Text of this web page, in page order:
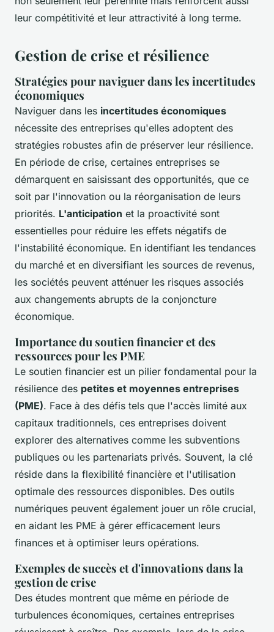
leur compétitivité et leur attractivité à long terme.
Gestion de crise et résilience
Stratégies pour naviguer dans les incertitudes
économiques
Naviguer dans les incertitudes économiques
nécessite des entreprises qu'elles adoptent des
stratégies robustes afin de préserver leur résilience.
En période de crise, certaines entreprises se
démarquent en saisissant des opportunités, que ce
soit par l'innovation ou la réorganisation de leurs
priorités. L'anticipation et la proactivité sont
essentielles pour réduire les effets négatifs de
l'instabilité économique. En identifiant les tendances
du marché et en diversifiant les sources de revenus,
les sociétés peuvent atténuer les risques associés
aux changements abrupts de la conjoncture
économique.
Importance du soutien financier et des
ressources pour les PME
Le soutien financier est un pilier fondamental pour la
résilience des petites et moyennes entreprises
(PME). Face à des défis tels que l'accès limité aux
capitaux traditionnels, ces entreprises doivent
explorer des alternatives comme les subventions
publiques ou les partenariats privés. Souvent, la clé
réside dans la flexibilité financière et l'utilisation
optimale des ressources disponibles. Des outils
numériques peuvent également jouer un rôle crucial,
en aidant les PME à gérer efficacement leurs
finances et à optimiser leurs opérations.
Exemples de succès et d'innovations dans la
gestion de crise
Des études montrent que même en période de
turbulences économiques, certaines entreprises